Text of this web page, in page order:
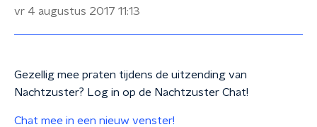
vr 4 augustus 2017 11:13
Gezellig mee praten tijdens de uitzending van
Nachtzuster? Log in op de Nachtzuster Chat!
Chat mee in een nieuw venster!